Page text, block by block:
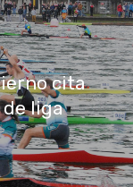
cita
liga